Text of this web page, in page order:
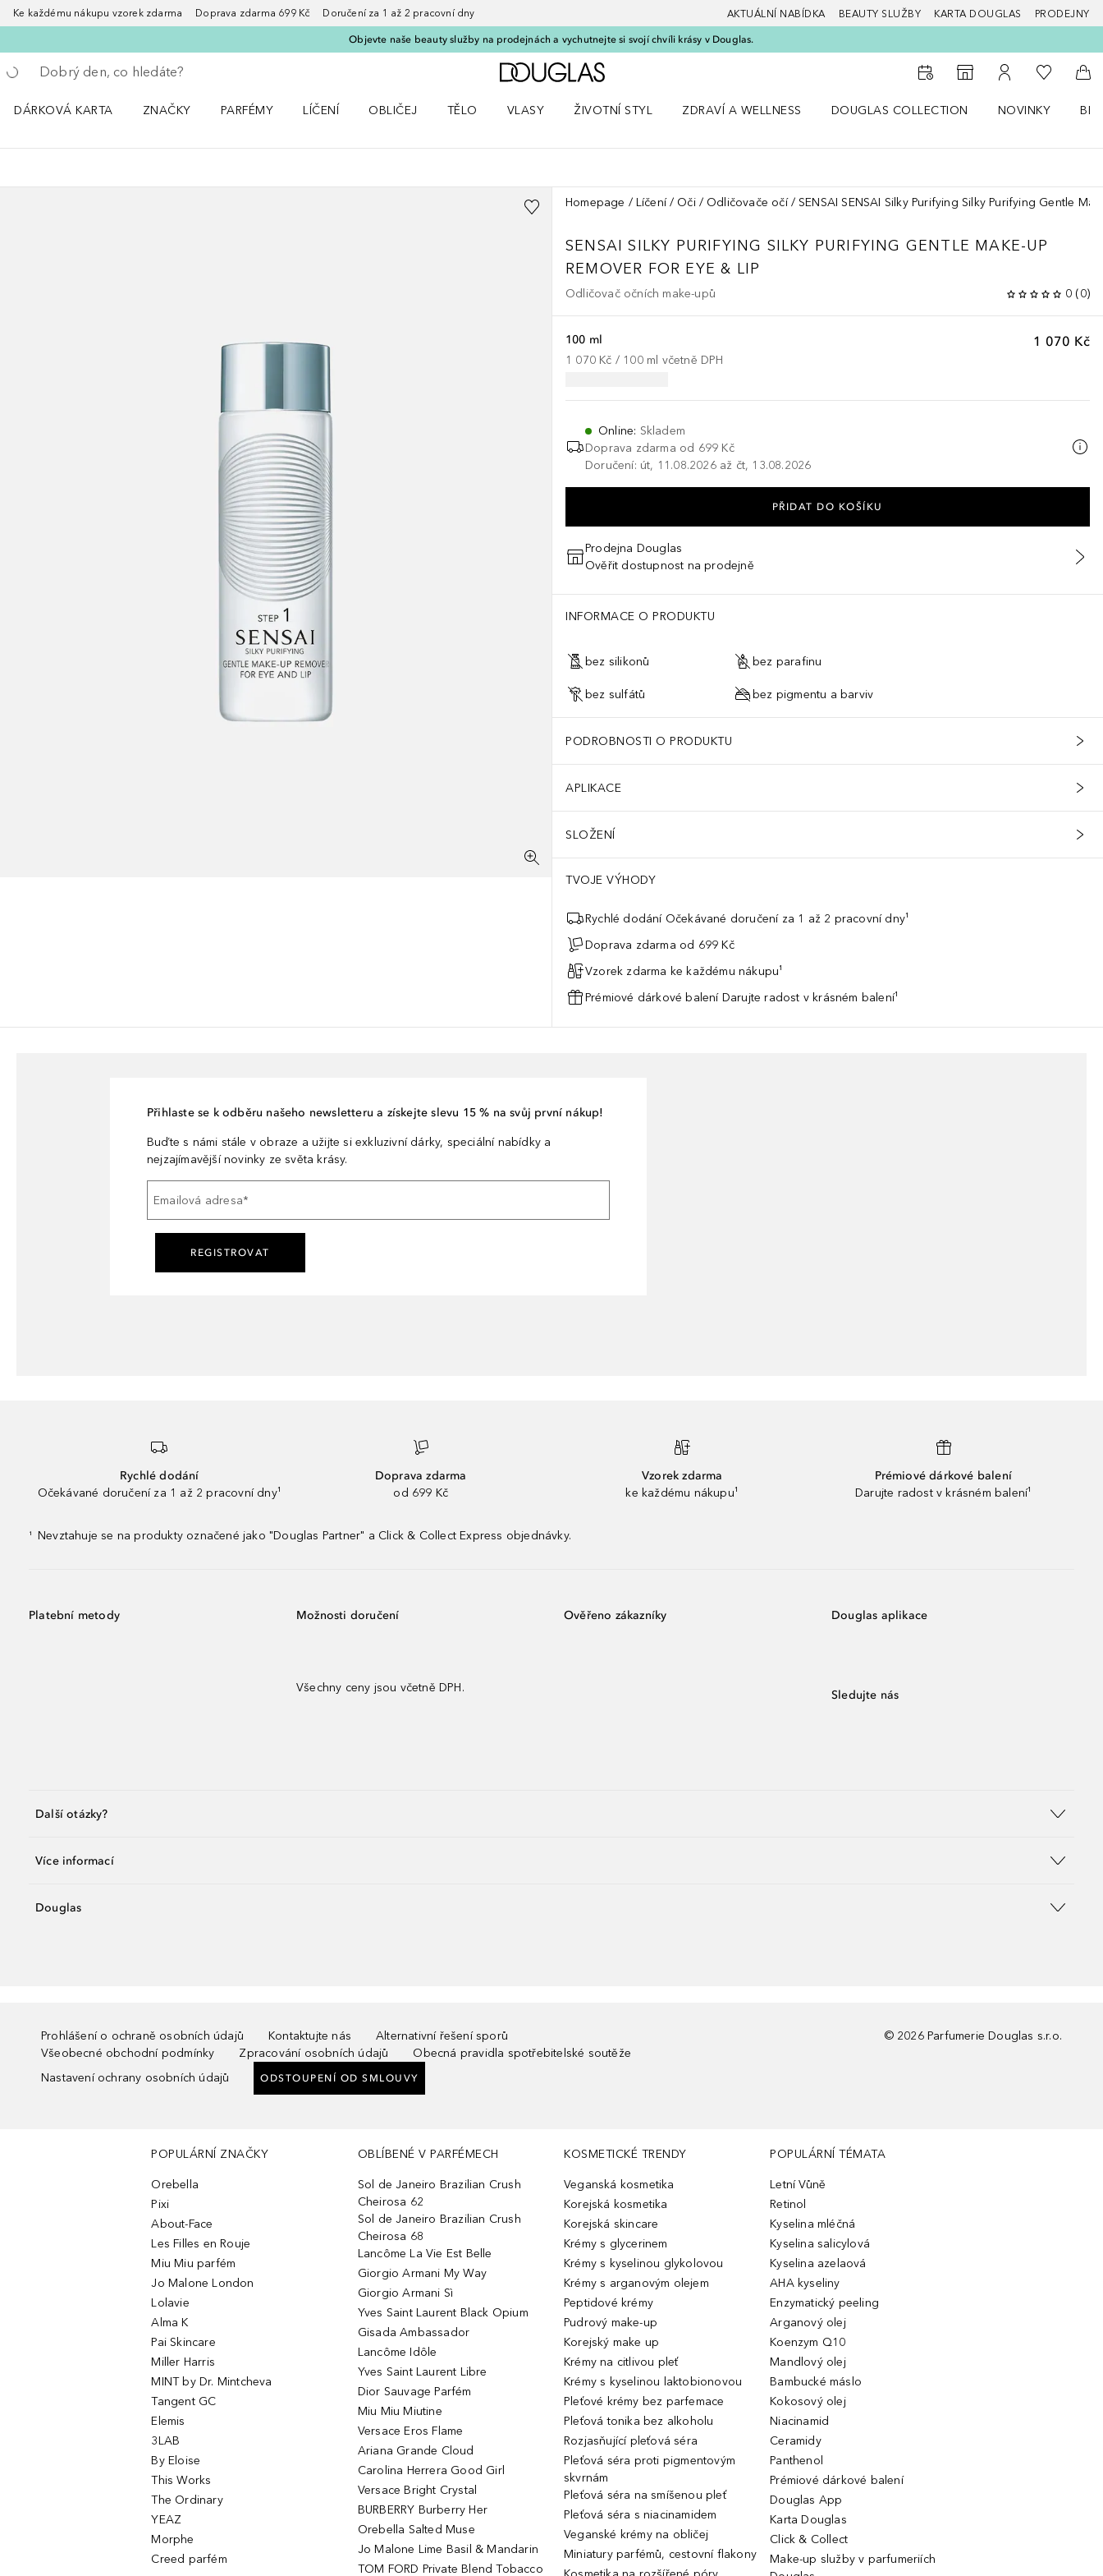
Ke každému nákupu vzorek zdarma Doprava zdarma 699 Kč Doručení za 1 až 2 pracovní dny AKTUÁLNÍ NABÍDKA BEAUTY SLUŽBY KARTA DOUGLAS PRODEJNY
Objevte naše beauty služby na prodejnách a vychutnejte si svojí chvíli krásy v Douglas.
Vraťte se
Proveďte vyhledávání
Domů
K vyhledávači prodejen
K mému účtu
K mému
Do
DÁRKOVÁ KARTA
ZNAČKY
PARFÉMY
LÍČENÍ
OBLIČEJ
TĚLO
VLASY
ŽIVOTNÍ STYL
ZDRAVÍ A WELLNESS
DOUGLAS COLLECTION
NOVINKY
Homepage Líčení Oči Odličovače očí SENSAI SENSAI Silky Purifying Silky Purifying Gentle
SENSAI SILKY PURIFYING SILKY PURIFYING GENTLE MAKE-UP
REMOVER FOR EYE & LIP
Odličovač očních make-upů 0 (0)
1 070 Kč
100 ml
1 070 Kč / 100 ml včetně DPH
Online: Skladem
Doprava zdarma od 699 Kč
Doručení: út, 11.08.2026 až čt, 13.08.2026
PŘIDAT DO KOŠÍKU
Prodejna Douglas
Ověřit dostupnost na prodejně
INFORMACE O PRODUKTU
bez silikonů bez parafinu
bez sulfátů bez pigmentu a barviv
PODROBNOSTI O PRODUKTU
APLIKACE
SLOŽENÍ
TVOJE VÝHODY
Rychlé dodání Očekávané doručení za 1 až 2 pracovní dny¹
Doprava zdarma od 699 Kč
Vzorek zdarma ke každému nákupu¹
Prémiové dárkové balení Darujte radost v krásném balení¹
Přihlaste se k odběru našeho newsletteru a získejte slevu 15 % na svůj první nákup!
Buďte s námi stále v obraze a užijte si exkluzivní dárky, speciální nabídky a
nejzajímavější novinky ze světa krásy.
Emailová adresa*
REGISTROVAT
Rychlé dodání
Očekávané doručení za 1 až 2 pracovní dny¹
Doprava zdarma
od 699 Kč
Vzorek zdarma
ke každému nákupu¹
Prémiové dárkové balení
Darujte radost v krásném balení¹
¹ Nevztahuje se na produkty označené jako "Douglas Partner" a Click & Collect Express objednávky.
Platební metody Možnosti doručení
Všechny ceny jsou včetně DPH.
Ověřeno zákazníky Douglas aplikace
Sledujte nás
Další otázky?
Více informací
Douglas
Prohlášení o ochraně osobních údajů Kontaktujte nás
Alternativní řešení sporů
Všeobecné obchodní podmínky
Zpracování osobních údajů
Obecná pravidla spotřebitelské soutěže
Nastavení ochrany osobních údajů
ODSTOUPENÍ OD SMLOUVY
© 2026 Parfumerie Douglas s.r.o.
POPULÁRNÍ ZNAČKY
Orebella
Pixi
About-Face
Les Filles en Rouje
Miu Miu parfém
Jo Malone London
Lolavie
Alma K
Pai Skincare
Miller Harris
MINT by Dr. Mintcheva
Tangent GC
Elemis
3LAB
By Eloise
This Works
The Ordinary
YEAZ
Morphe
Creed parfém
OBLÍBENÉ V PARFÉMECH
Sol de Janeiro Brazilian Crush
Cheirosa 62
Sol de Janeiro Brazilian Crush
Cheirosa 68
Lancôme La Vie Est Belle
Giorgio Armani My Way
Giorgio Armani Sì
Yves Saint Laurent Black Opium
Gisada Ambassador
Lancôme Idôle
Yves Saint Laurent Libre
Dior Sauvage Parfém
Miu Miu Miutine
Versace Eros Flame
Ariana Grande Cloud
Carolina Herrera Good Girl
Versace Bright Crystal
BURBERRY Burberry Her
Orebella Salted Muse
Jo Malone Lime Basil & Mandarin
TOM FORD Private Blend Tobacco
KOSMETICKÉ TRENDY
Veganská kosmetika
Korejská kosmetika
Korejská skincare
Krémy s glycerinem
Krémy s kyselinou glykolovou
Krémy s arganovým olejem
Peptidové krémy
Pudrový make-up
Korejský make up
Krémy na citlivou pleť
Krémy s kyselinou laktobionovou
Pleťové krémy bez parfemace
Pleťová tonika bez alkoholu
Rozjasňující pleťová séra
Pleťová séra proti pigmentovým
skvrnám
Pleťová séra na smíšenou pleť
Pleťová séra s niacinamidem
Veganské krémy na obličej
Miniatury parfémů, cestovní flakony
POPULÁRNÍ TÉMATA
Letní Vůně
Retinol
Kyselina mléčná
Kyselina salicylová
Kyselina azelaová
AHA kyseliny
Enzymatický peeling
Arganový olej
Koenzym Q10
Mandlový olej
Bambucké máslo
Kokosový olej
Niacinamid
Ceramidy
Panthenol
Prémiové dárkové balení
Douglas App
Karta Douglas
Click & Collect
Make-up služby v parfumeriích